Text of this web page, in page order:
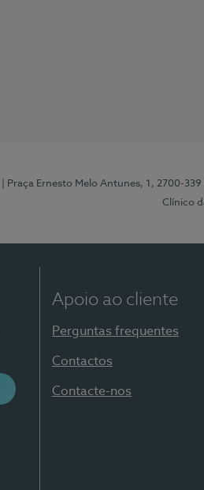
| Praça Ernesto Melo Antunes, 1, 2700-
Clínico
Apoio ao cliente
Perguntas frequentes
Contactos
Contacte-nos